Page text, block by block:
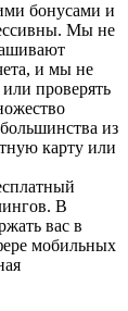
бонусами и
Мы не
и мы не
проверять
из
карту или
В
вас в
мобильных